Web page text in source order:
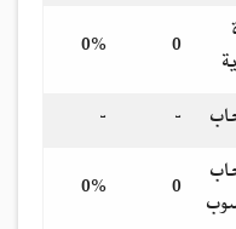
0
0%
-
-
0
0%